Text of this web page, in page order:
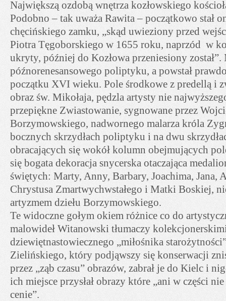
Największą ozdobą wnętrza kozłowskiego
Podobno – tak uważa Rawita – początkowo stał
chęcińskiego zamku, „skąd uwieziony przed
Piotra Tęgoborskiego w 1655 roku, naprzód w
ukryty, później do Kozłowa przeniesiony
późnorenesansowego poliptyku, a powstał
początku XVI wieku. Pole środkowe z predellą i
obraz św. Mikołaja, pędzla artysty nie
przepiękne Zwiastowanie, sygnowane przez
Borzymowskiego, nadwornego malarza króla
bocznych skrzydłach poliptyku i na dwu
obracających się wokół kolumn obejmujących
się bogata dekoracja snycerska otaczająca
świętych: Marty, Anny, Barbary, Joachima, Jana,
Chrystusa Zmartwychwstałego i Matki Boskiej,
artyzmem dziełu Borzymowskiego.
Te widoczne gołym okiem różnice co do
malowideł Witanowski tłumaczy
dziewiętnastowiecznego „miłośnika
Zielińskiego, który podjąwszy się konserwacji
przez „ząb czasu” obrazów, zabrał je do Kielc i
ich miejsce przysłał obrazy które „ani w części
cenie”.